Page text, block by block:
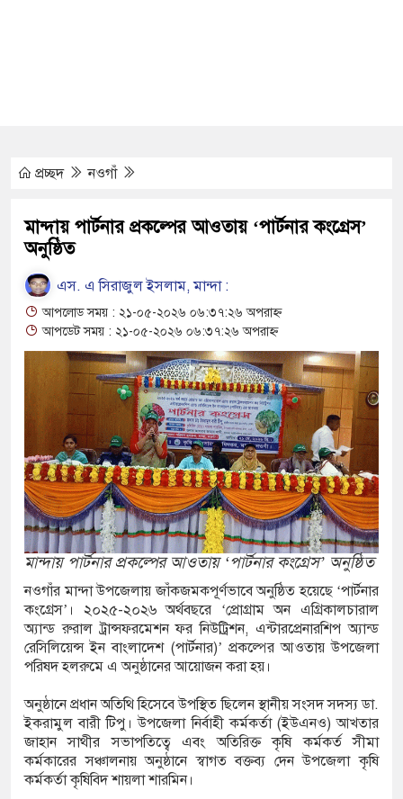
পরিবহন মালিক- শ্রমিক
সভা অনুষ্ঠিত
অর্থনৈতিক সার্বভৌমত্বের ভিত্তি:
ট্রাক বসতঘরের ওপর,
মুখোমুখি সংঘর্ষে নিহত ১, আহত
প্রাধান্য দিয়েছেন, কী
৭ মাদক কারবারি গ্রেফতার,
মারা গেছেন
প্রেমের গুঞ্জন নিয়ে যা
ম্রুণাল ঠাকুর
রাখলেন ছেলে
প্রচ্ছদ নওগাঁ
মান্দায় পার্টনার প্রকল্পের আওতায় ‘পার্টনার কংগ্রেস’
অনুষ্ঠিত
এস. এ সিরাজুল ইসলাম, মান্দা :
আপলোড সময় : ২১-০৫-২০২৬ ০৬:৩৭:২৬ অপরাহ্ন
আপডেট সময় : ২১-০৫-২০২৬ ০৬:৩৭:২৬ অপরাহ্ন
মান্দায় পার্টনার প্রকল্পের আওতায় ‘পার্টনার কংগ্রেস’ অনুষ্ঠিত
নওগাঁর মান্দা উপজেলায় জাঁকজমকপূর্ণভাবে অনুষ্ঠিত হয়েছে ‘পার্টনার
কংগ্রেস’। ২০২৫-২০২৬ অর্থবছরে ‘প্রোগ্রাম অন এগ্রিকালচারাল
অ্যান্ড রুরাল ট্রান্সফরমেশন ফর নিউট্রিশন, এন্টারপ্রেনারশিপ অ্যান্ড
রেসিলিয়েন্স ইন বাংলাদেশ (পার্টনার)’ প্রকল্পের আওতায় উপজেলা
পরিষদ হলরুমে এ অনুষ্ঠানের আয়োজন করা হয়।
অনুষ্ঠানে প্রধান অতিথি হিসেবে উপস্থিত ছিলেন স্থানীয় সংসদ সদস্য ডা.
ইকরামুল বারী টিপু। উপজেলা নির্বাহী কর্মকর্তা (ইউএনও) আখতার
জাহান সাথীর সভাপতিত্বে এবং অতিরিক্ত কৃষি কর্মকর্ত সীমা
কর্মকারের সঞ্চালনায় অনুষ্ঠানে স্বাগত বক্তব্য দেন উপজেলা কৃষি
কর্মকর্তা কৃষিবিদ শায়লা শারমিন।